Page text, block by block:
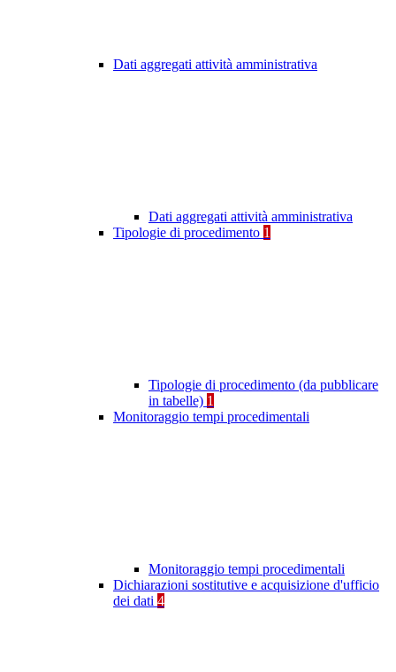
Dati aggregati attività amministrativa
Dati aggregati attività amministrativa
Tipologie di procedimento 1
Tipologie di procedimento (da pubblicare
in tabelle) 1
Monitoraggio tempi procedimentali
Monitoraggio tempi procedimentali
Dichiarazioni sostitutive e acquisizione d'ufficio
dei dati 4